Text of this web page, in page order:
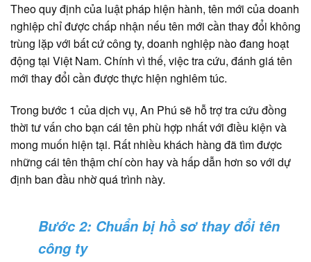
Theo quy định của luật pháp hiện hành, tên mới của doanh
nghiệp chỉ được chấp nhận nếu tên mới cần thay đổi không
trùng lặp với bất cứ công ty, doanh nghiệp nào đang hoạt
động tại Việt Nam. Chính vì thế, việc tra cứu, đánh giá tên
mới thay đổi cần được thực hiện nghiêm túc.
Trong bước 1 của dịch vụ, An Phú sẽ hỗ trợ tra cứu đồng
thời tư vấn cho bạn cái tên phù hợp nhất với điều kiện và
mong muốn hiện tại. Rất nhiều khách hàng đã tìm được
những cái tên thậm chí còn hay và hấp dẫn hơn so với dự
định ban đầu nhờ quá trình này.
Bước 2: Chuẩn bị hồ sơ thay đổi tên
công ty